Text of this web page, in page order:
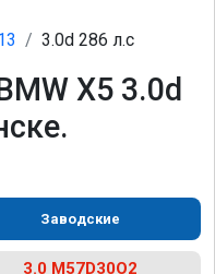
3.0d 286 л.с
X5 3.0d
Заводские
3.0 M57D30O2